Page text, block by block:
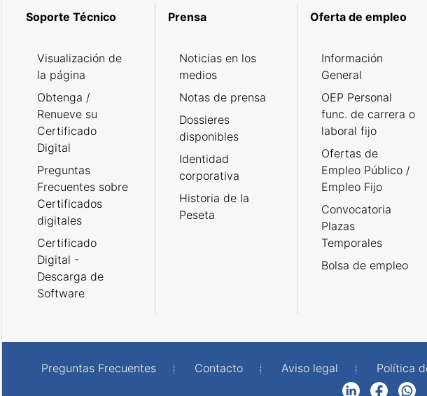
Soporte Técnico
Visualización de
la página
Obtenga /
Renueve su
Certificado
Digital
Preguntas
Frecuentes sobre
Certificados
digitales
Certificado
Digital -
Descarga de
Software
Prensa
Noticias en los
medios
Notas de prensa
Dossieres
disponibles
Identidad
corporativa
Historia de la
Peseta
Oferta de empleo
Información
General
OEP Personal
func. de carrera o
laboral fijo
Ofertas de
Empleo Público /
Empleo Fijo
Convocatoria
Plazas
Temporales
Bolsa de empleo
Preguntas Frecuentes Contacto Aviso legal
Política
FacebookWhatsApp